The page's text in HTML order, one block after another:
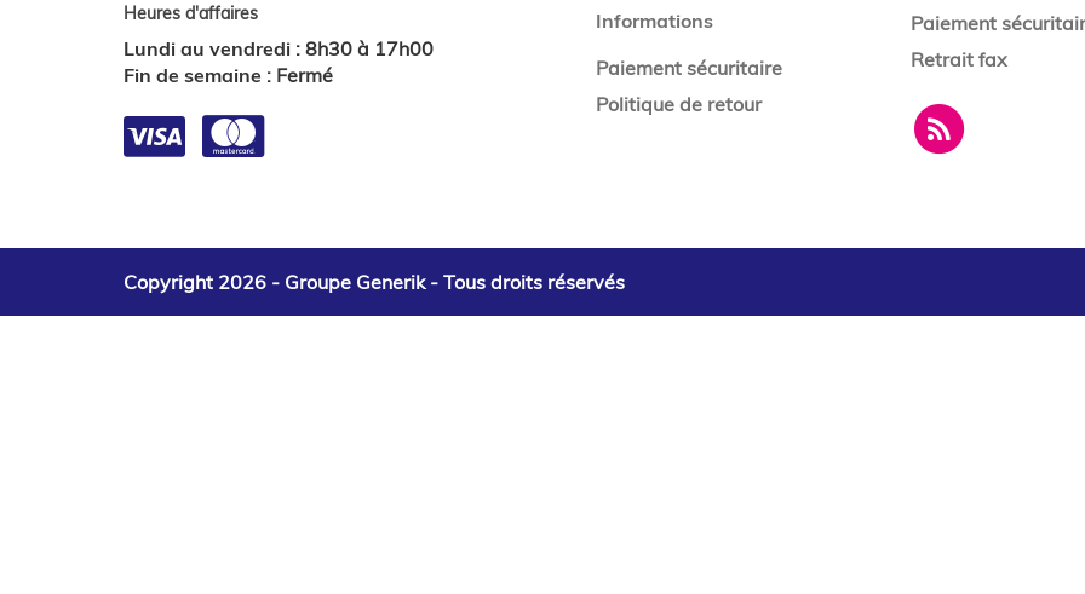
Heures d'affaires
Lundi au vendredi : 8h30 à 17h00
Fin de semaine : Fermé
Informations
Paiement sécuritaire
Politique de retour
Paiement
Retrait fax
Copyright 2026 - Groupe Generik - Tous droits réservés